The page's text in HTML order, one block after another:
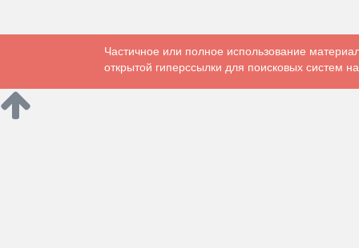
Частичное или полное использование
открытой гиперссылки для поисковых систем